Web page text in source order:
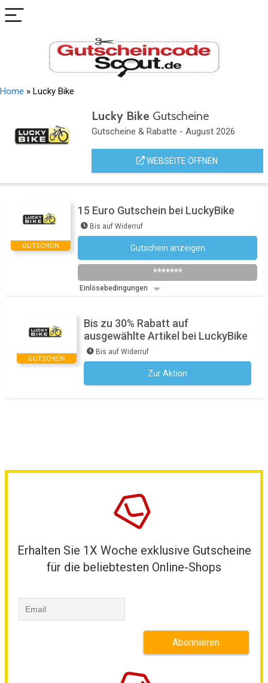
Home » Lucky Bike
Lucky Bike Gutscheine
Gutscheine & Rabatte - August 2026
WEBSEITE ÖFFNEN
GUTSCHEIN
15 Euro Gutschein bei LuckyBike
Bis auf Widerruf
Gutschein anzeigen
*******
Einlösebedingungen
GUTSCHEIN
Bis zu 30% Rabatt auf
ausgewählte Artikel bei LuckyBike
Bis auf Widerruf
Zur Aktion
Erhalten Sie 1X Woche exklusive Gutscheine
für die beliebtesten Online-Shops